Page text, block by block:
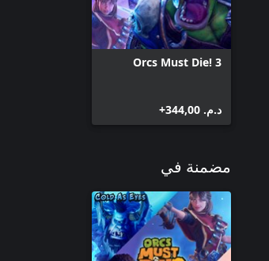
Orcs Must Die! 3
د.م.‏ 344,00+
مضمنة في